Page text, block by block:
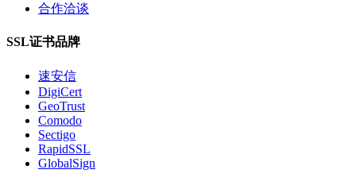
合作洽谈
SSL证书品牌
速安信
DigiCert
GeoTrust
Comodo
Sectigo
RapidSSL
GlobalSign